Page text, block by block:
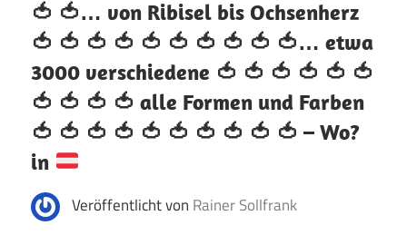
🍅 🍅… von Ribisel bis Ochsenherz
🍅 🍅 🍅 🍅 🍅 🍅 🍅 🍅 🍅 🍅… etwa
3000 verschiedene 🍅 🍅 🍅 🍅 🍅 🍅
🍅 🍅 🍅 🍅 alle Formen und Farben
🍅 🍅 🍅 🍅 🍅 🍅 🍅 🍅 🍅 🍅 – Wo?
in
Veröffentlicht von Rainer Sollfrank